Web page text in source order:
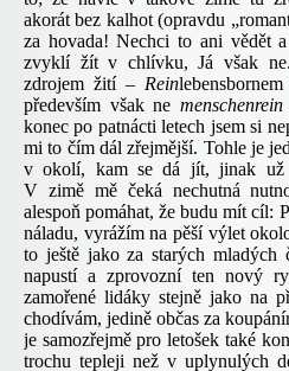
akorát bez kalhot (opravdu
za hovada! Nechci to ani vědět
zvyklí žít v chlívku, Já však
zdrojem žití – Rein
především však ne menschenrein
konec po patnácti letech jsem si
mi to čím dál zřejmější. Tohle je
v okolí, kam se dá jít, jinak už
V zimě mě čeká nechutná
alespoň pomáhat, že budu mít cíl:
náladu, vyrážím na pěší výlet
to ještě jako za starých mladých
napustí a zprovozní ten nový
zamořené lidáky stejně jako na
chodívám, jedině občas za
je samozřejmě pro letošek také
trochu tepleji než v uplynulých